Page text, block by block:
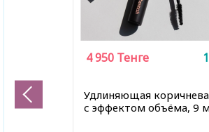
Удлиняющая
с эффектом объёма, 9
4 950 Тенге